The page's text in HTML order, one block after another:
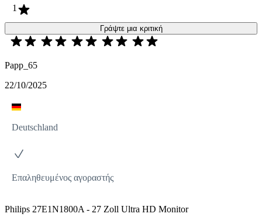
1
Γράψτε μια κριτική
Papp_65
22/10/2025
Deutschland
Επαληθευμένος αγοραστής
Philips 27E1N1800A - 27 Zoll Ultra HD Monitor